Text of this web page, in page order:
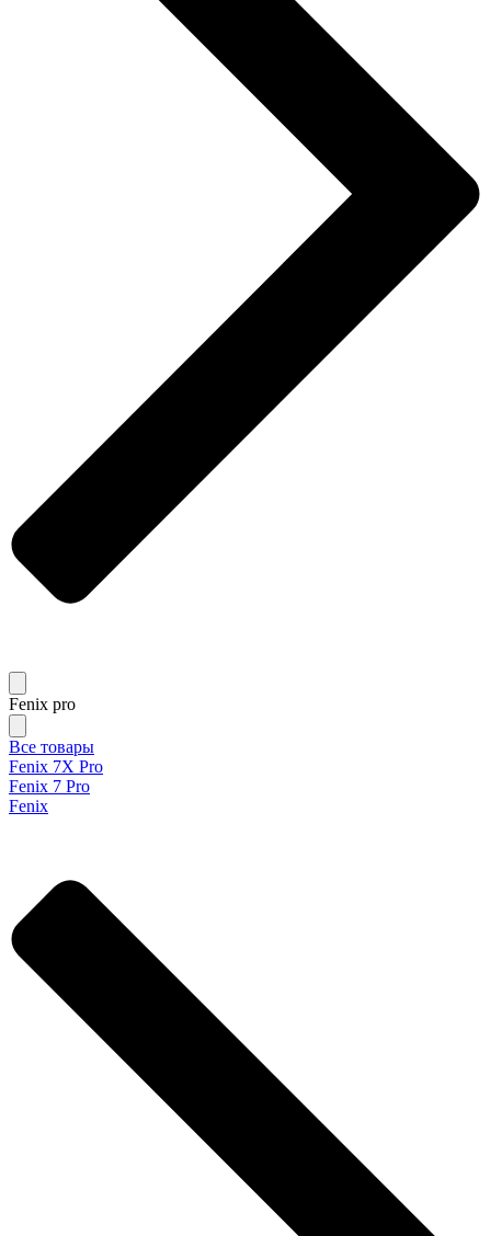
Fenix pro
Все товары
Fenix 7X Pro
Fenix 7 Pro
Fenix